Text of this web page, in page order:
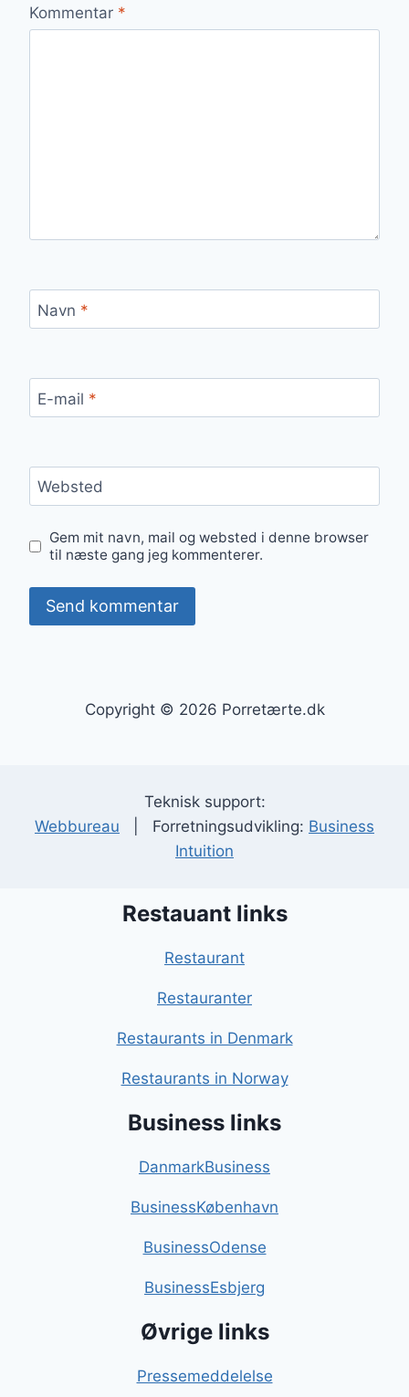
Kommentar *
Navn *
E-mail *
Websted
Gem mit navn, mail og websted i denne browser
til næste gang jeg kommenterer.
Copyright © 2026 Porretærte.dk
Teknisk support:
Webbureau | Forretningsudvikling: Business
Intuition
Restauant links
Restaurant
Restauranter
Restaurants in Denmark
Restaurants in Norway
Business links
DanmarkBusiness
BusinessKøbenhavn
BusinessOdense
BusinessEsbjerg
Øvrige links
Pressemeddelelse